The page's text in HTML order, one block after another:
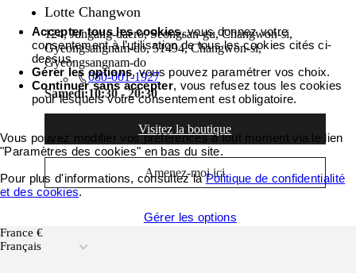
Lotte Changwon
124, Jungang-daero, Seongsan-gu, Changwon-si,
Gyeongsangnam-do, 51494, Changwon-si,
Gyeongsangnam-do
080-001-1927
Samedi:10:30 - 20:30
Visitez la boutique
Amenez-moi ici
France €
Français
Accepter tous les cookies, vous donnez votre
consentement à l’utilisation de tous les cookies cités ci-
dessus.
Gérer les options, vous pouvez paramétrer vos choix.
Continuer sans accepter, vous refusez tous les cookies
pour lesquels votre consentement est obligatoire.
Vous pouvez modifier vos préférences à tout moment via le lien
"Paramètres des cookies" en bas du site.
Pour plus d'informations, consultez laPolitique de confidentialité
et des cookies.
Gérer les options